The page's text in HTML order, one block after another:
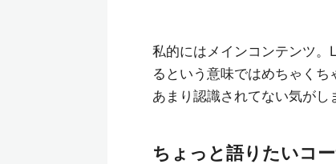
私的にはメインコンテンツ
るという意味ではめちゃくち
あまり認識されてない気がし
ちょっと語りたいコ